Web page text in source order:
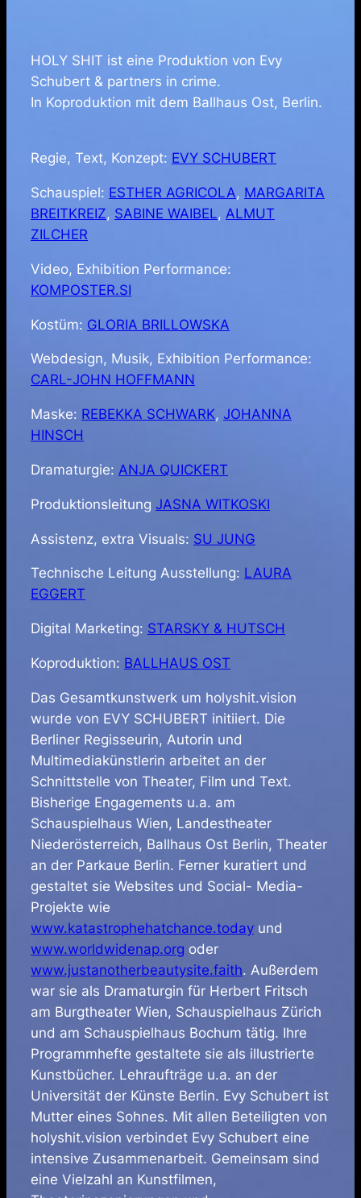
HOLY SHIT ist eine Produktion von Evy
Schubert & partners in crime.
In Koproduktion mit dem Ballhaus Ost, Berlin.
Regie, Text, Konzept: EVY SCHUBERT
Schauspiel: ESTHER AGRICOLA, MARGARITA
BREITKREIZ, SABINE WAIBEL, ALMUT
ZILCHER
Video, Exhibition Performance:
KOMPOSTER.SI
Kostüm: GLORIA BRILLOWSKA
Webdesign, Musik, Exhibition Performance:
CARL-JOHN HOFFMANN
Maske: REBEKKA SCHWARK, JOHANNA
HINSCH
Dramaturgie: ANJA QUICKERT
Produktionsleitung JASNA WITKOSKI
Assistenz, extra Visuals: SU JUNG
Technische Leitung Ausstellung: LAURA
EGGERT
Digital Marketing: STARSKY & HUTSCH
Koproduktion: BALLHAUS OST
Das Gesamtkunstwerk um holyshit.vision
wurde von EVY SCHUBERT initiiert. Die
Berliner Regisseurin, Autorin und
Multimediakünstlerin arbeitet an der
Schnittstelle von Theater, Film und Text.
Bisherige Engagements u.a. am
Schauspielhaus Wien, Landestheater
Niederösterreich, Ballhaus Ost Berlin, Theater
an der Parkaue Berlin. Ferner kuratiert und
gestaltet sie Websites und Social- Media-
Projekte wie
www.katastrophehatchance.today und
www.worldwidenap.org oder
www.justanotherbeautysite.faith. Außerdem
war sie als Dramaturgin für Herbert Fritsch
am Burgtheater Wien, Schauspielhaus Zürich
und am Schauspielhaus Bochum tätig. Ihre
Programmhefte gestaltete sie als illustrierte
Kunstbücher. Lehraufträge u.a. an der
Universität der Künste Berlin. Evy Schubert ist
Mutter eines Sohnes. Mit allen Beteiligten von
holyshit.vision verbindet Evy Schubert eine
intensive Zusammenarbeit. Gemeinsam sind
eine Vielzahl an Kunstfilmen,